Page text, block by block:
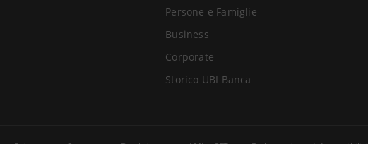
Persone e Famiglie
Business
Corporate
Storico UBI Banca